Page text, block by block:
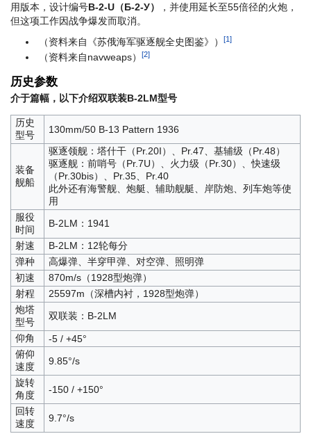
用版本，设计编号B-2-U（Б-2-У）
，并使用延长至55倍径的火炮，
但这项工作因战争爆发而取消。
（资料来自《苏俄海军驱逐舰全史图鉴》）[1]
（资料来自navweaps）[2]
历史参数
介于篇幅，以下介绍双联装B-2LM型号
历史
型号
130mm/50 B-13 Pattern 1936
装备
舰船
驱逐领舰：塔什干（Pr.20I）、Pr.47、基辅级（Pr.48）
驱逐舰：前哨号（Pr.7U）、火力级（Pr.30）、快速级
（Pr.30bis）、Pr.35、Pr.40
此外还有海警舰、炮艇、辅助舰艇、岸防炮、列车炮等使
用
服役
时间
B-2LM：1941
射速
B-2LM：12轮每分
弹种
高爆弹、半穿甲弹、对空弹、照明弹
初速
870m/s（1928型炮弹）
射程
25597m（深槽内衬，1928型炮弹）
炮塔
型号
双联装：B-2LM
仰角
-5 / +45°
俯仰
速度
9.85°/s
旋转
角度
-150 / +150°
回转
速度
9.7°/s